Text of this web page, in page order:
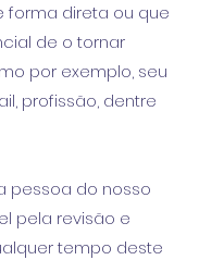
forma direta ou que
de o tornar
por exemplo, seu
profissão, dentre
pessoa do nosso
pela revisão e
tempo deste